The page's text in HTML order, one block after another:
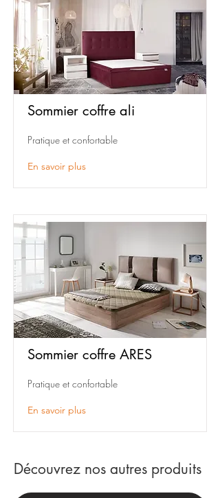
Sommier coffre ali
Pratique et confortable
En savoir plus
Sommier coffre ARES
Pratique et confortable
En savoir plus
Découvrez nos autres produits